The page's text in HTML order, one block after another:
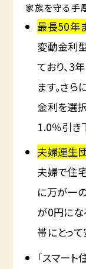
家族を守る手
最長50年
変動金利
ており、3
ます。さ
金利を選
1.0％引き
夫婦連生
夫婦で住
に万が一
が0円にな
帯にとっ
「スマー